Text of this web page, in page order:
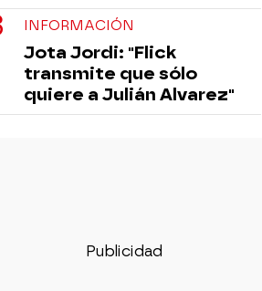
INFORMACIÓN
Jota Jordi: "Flick
transmite que sólo
quiere a Julián Alvarez"